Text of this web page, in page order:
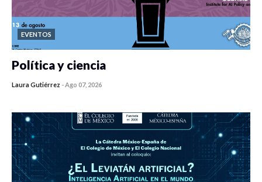
EVENTOS
Política y ciencia
Laura Gutiérrez -Ago 07, 2026